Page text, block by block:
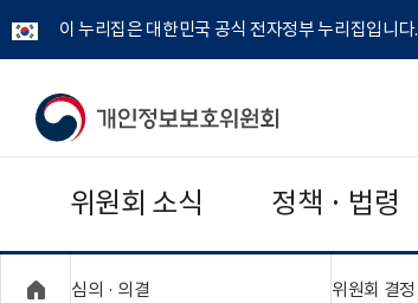
이 누리집은 대한민국 공식 전자정부 누리집입니다.
개
보
위원회 소식 정책 · 법령
심의 · 의결 위원회 결정